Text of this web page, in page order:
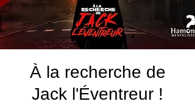
À la recherche de
Jack l'Éventreur !